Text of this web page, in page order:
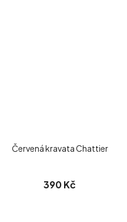
Červená kravata Chattier
390 Kč